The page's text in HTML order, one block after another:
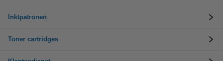
Inktpatronen
Toner cartridges